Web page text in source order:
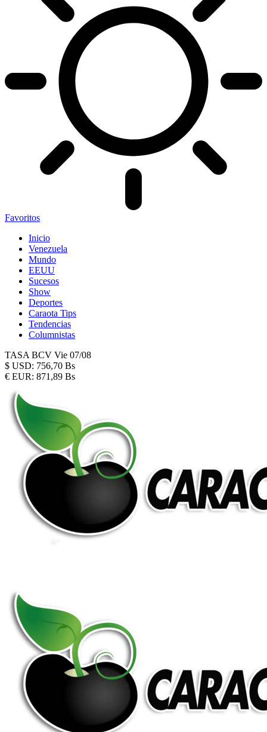
Favoritos
Inicio
Venezuela
Mundo
EEUU
Sucesos
Show
Deportes
Caraota Tips
Tendencias
Columnistas
TASA BCV Vie 07/08
$ USD: 756,70 Bs
€ EUR: 871,89 Bs